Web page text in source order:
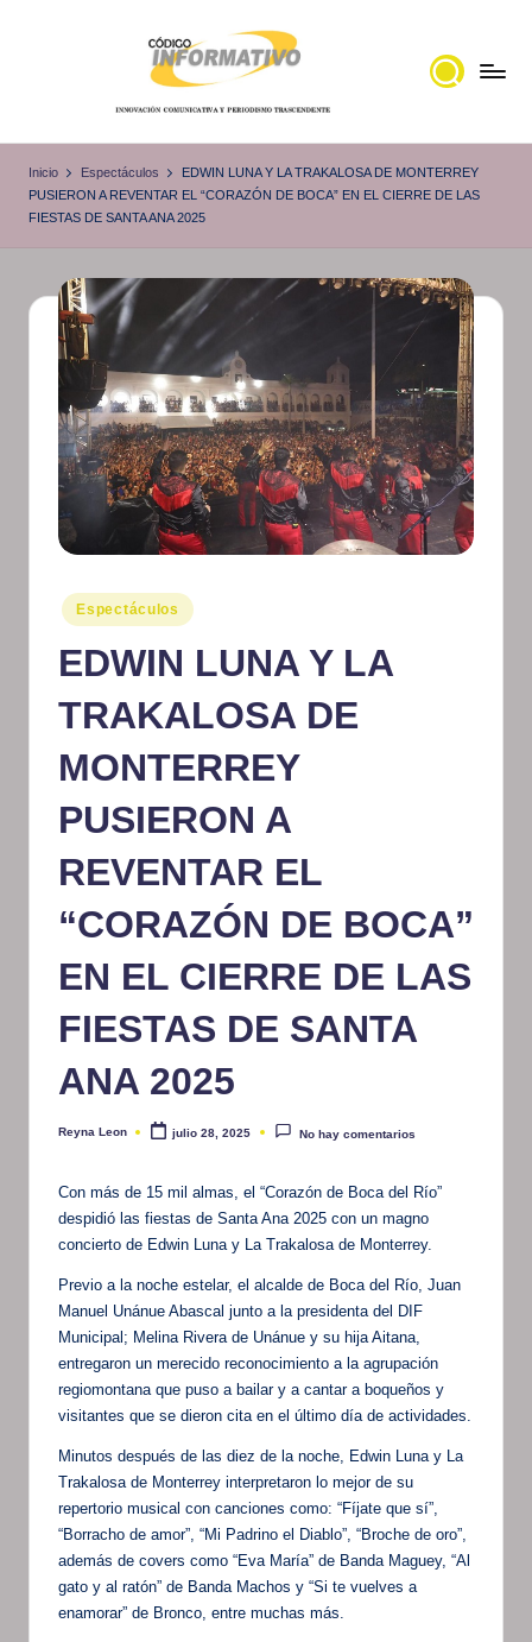
ó
d
g
o
I
n
f
o
r
m
at
iv
o
noticias
Locales,
Inicio Espectáculos
EDWIN LUNA Y LA TRAKALOSA DE MONTERREY
PUSIERON A REVENTAR EL “CORAZÓN DE BOCA” EN EL CIERRE DE LAS
FIESTAS DE SANTA ANA 2025
Publicado
en
Espectáculos
EDWIN LUNA Y LA
TRAKALOSA DE
MONTERREY
PUSIERON A
REVENTAR EL
“CORAZÓN DE BOCA”
EN EL CIERRE DE LAS
FIESTAS DE SANTA
ANA 2025
Publicado
Reyna Leon julio 28, 2025 No hay comentarios
Con más de 15 mil almas, el “Corazón de Boca del Río”
despidió las fiestas de Santa Ana 2025 con un magno
concierto de Edwin Luna y La Trakalosa de Monterrey.
Previo a la noche estelar, el alcalde de Boca del Río, Juan
Manuel Unánue Abascal junto a la presidenta del DIF
Municipal; Melina Rivera de Unánue y su hija Aitana,
entregaron un merecido reconocimiento a la agrupación
regiomontana que puso a bailar y a cantar a boqueños y
visitantes que se dieron cita en el último día de actividades.
Minutos después de las diez de la noche, Edwin Luna y La
Trakalosa de Monterrey interpretaron lo mejor de su
repertorio musical con canciones como: “Fíjate que sí”,
“Borracho de amor”, “Mi Padrino el Diablo”, “Broche de oro”,
además de covers como “Eva María” de Banda Maguey, “Al
gato y al ratón” de Banda Machos y “Si te vuelves a
enamorar” de Bronco, entre muchas más.